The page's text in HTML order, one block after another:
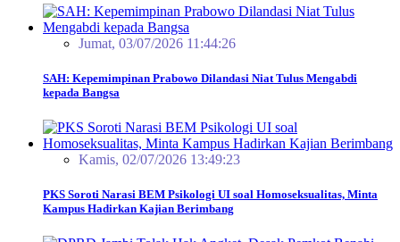
Jumat, 03/07/2026 11:44:26
SAH: Kepemimpinan Prabowo Dilandasi Niat Tulus Mengabdi
kepada Bangsa
Kamis, 02/07/2026 13:49:23
PKS Soroti Narasi BEM Psikologi UI soal Homoseksualitas, Minta
Kampus Hadirkan Kajian Berimbang